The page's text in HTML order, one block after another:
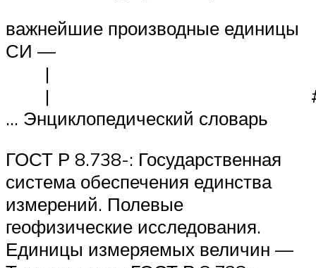
важнейшие производные единицы
СИ —
| |
|
… Энциклопедический словарь
ГОСТ Р 8.738-: Государственная
система обеспечения единства
измерений. Полевые
геофизические исследования.
Единицы измеряемых величин —